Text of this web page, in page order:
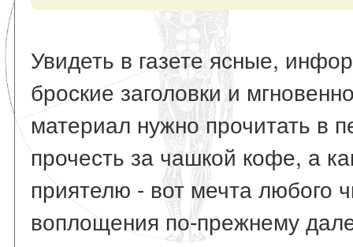
Увидеть в газете ясные,
броские заголовки и
материал нужно прочитать в
прочесть за чашкой кофе, а
приятелю - вот мечта любого
воплощения по-прежнему